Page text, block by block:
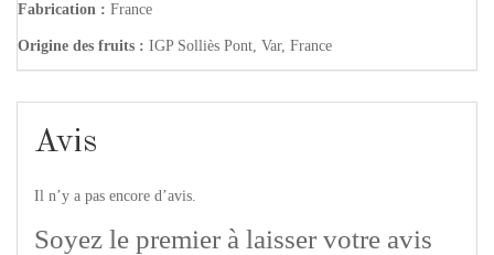
Fabrication : France
Origine des fruits : IGP Solliès Pont, Var, France
Avis
Il n’y a pas encore d’avis.
Soyez le premier à laisser votre avis